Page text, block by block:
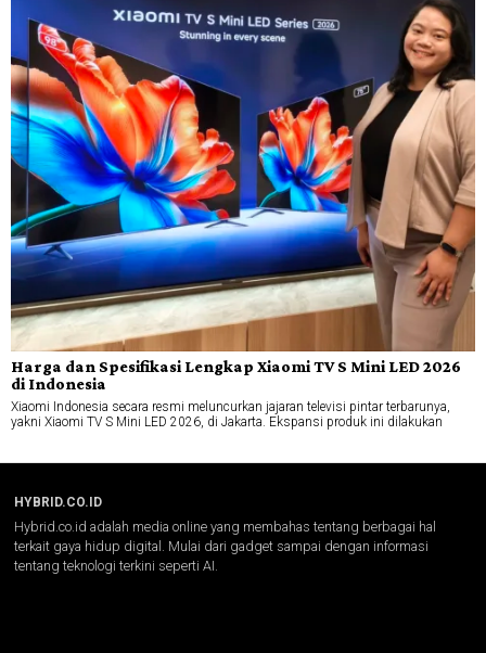
Harga dan Spesifikasi Lengkap Xiaomi TV S Mini LED 2026
di Indonesia
Xiaomi Indonesia secara resmi meluncurkan jajaran televisi pintar terbarunya,
yakni Xiaomi TV S Mini LED 2026, di Jakarta. Ekspansi produk ini dilakukan
HYBRID.CO.ID
Hybrid.co.id adalah media online yang membahas tentang berbagai hal
terkait gaya hidup digital. Mulai dari gadget sampai dengan informasi
tentang teknologi terkini seperti AI.